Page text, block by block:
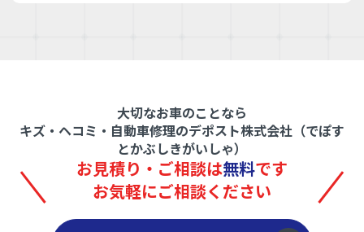
大切なお車のことなら
キズ・ヘコミ・自動車修理のデポスト株式会社（でぽす
とかぶしきがいしゃ）
お見積り・ご相談は無料です
お気軽にご相談ください